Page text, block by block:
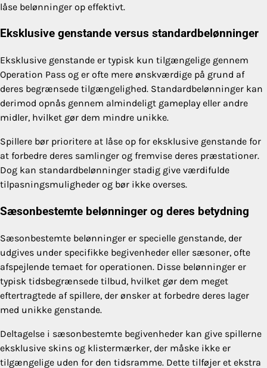
låse belønninger op effektivt.
Eksklusive genstande versus standardbelønninger
Eksklusive genstande er typisk kun tilgængelige gennem
Operation Pass og er ofte mere ønskværdige på grund af
deres begrænsede tilgængelighed. Standardbelønninger kan
derimod opnås gennem almindeligt gameplay eller andre
midler, hvilket gør dem mindre unikke.
Spillere bør prioritere at låse op for eksklusive genstande for
at forbedre deres samlinger og fremvise deres præstationer.
Dog kan standardbelønninger stadig give værdifulde
tilpasningsmuligheder og bør ikke overses.
Sæsonbestemte belønninger og deres betydning
Sæsonbestemte belønninger er specielle genstande, der
udgives under specifikke begivenheder eller sæsoner, ofte
afspejlende temaet for operationen. Disse belønninger er
typisk tidsbegrænsede tilbud, hvilket gør dem meget
eftertragtede af spillere, der ønsker at forbedre deres lager
med unikke genstande.
Deltagelse i sæsonbestemte begivenheder kan give spillerne
eksklusive skins og klistermærker, der måske ikke er
tilgængelige uden for den tidsramme. Dette tilføjer et ekstra